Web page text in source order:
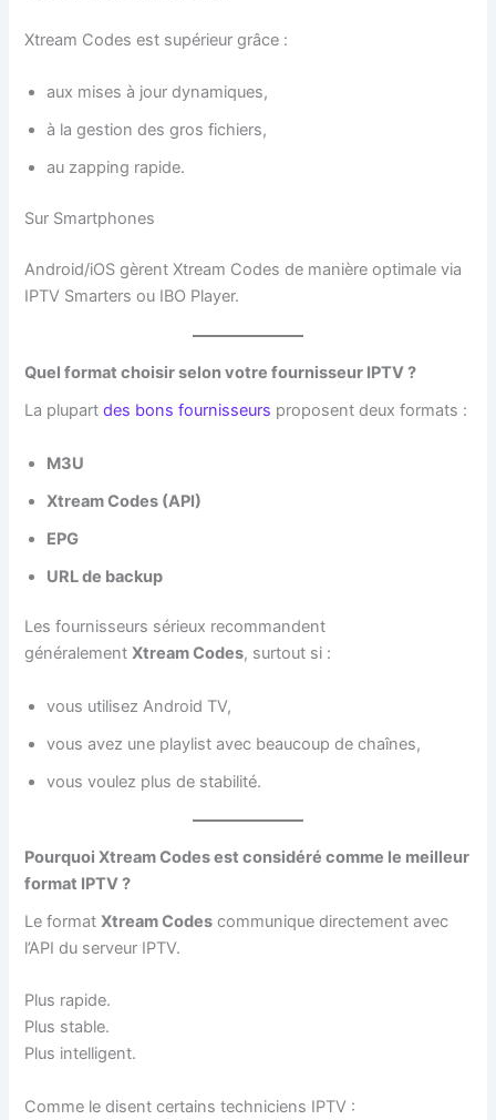
Xtream Codes est supérieur grâce :
aux mises à jour dynamiques,
à la gestion des gros fichiers,
au zapping rapide.
Sur Smartphones
Android/iOS gèrent Xtream Codes de manière optimale via
IPTV Smarters ou IBO Player.
Quel format choisir selon votre fournisseur IPTV ?
La plupartdes bons fournisseurs proposent deux formats :
M3U
Xtream Codes (API)
EPG
URL de backup
Les fournisseurs sérieux recommandent
généralementXtream Codes, surtout si :
vous utilisez Android TV,
vous avez une playlist avec beaucoup de chaînes,
vous voulez plus de stabilité.
Pourquoi Xtream Codes est considéré comme le meilleur
format IPTV ?
Le formatXtream Codes communique directement avec
l’API du serveur IPTV.
Plus rapide.
Plus stable.
Plus intelligent.
Comme le disent certains techniciens IPTV :